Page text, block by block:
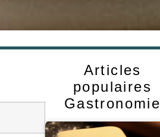
Articles
populaires
Gastronomie